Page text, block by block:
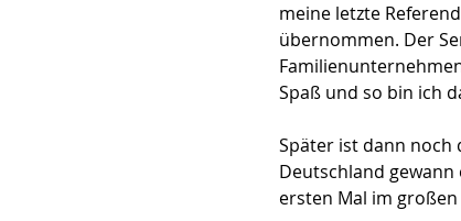
meine letzte
übernommen. Der
Spaß und so bin ich
Später ist dann noch
Deutschland
ersten Mal im